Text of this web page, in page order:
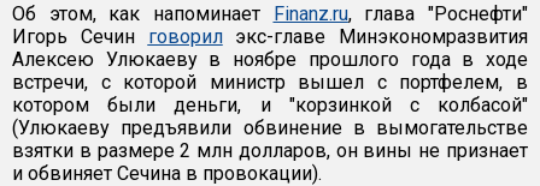
Об этом, как напоминает Finanz.ru, глава "Роснефти"
Игорь Сечин говорилэкс-главе Минэкономразвития
Алексею Улюкаеву в ноябре прошлого года в ходе
встречи, с которой министр вышел с портфелем, в
котором были деньги, и "корзинкой с колбасой"
(Улюкаеву предъявили обвинение в вымогательстве
взятки в размере 2 млн долларов, он вины не признает
и обвиняет Сечина в провокации).